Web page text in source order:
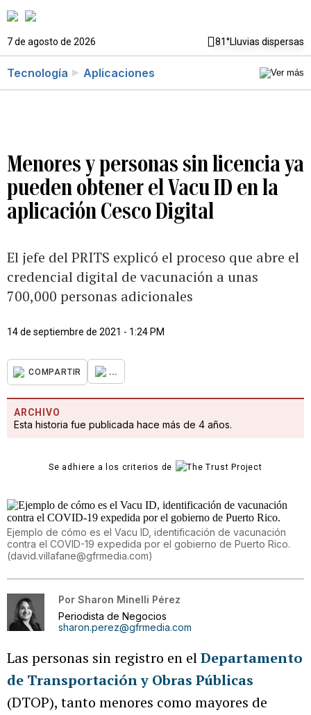
7 de agosto de 2026 81°Lluvias dispersas
Tecnología Aplicaciones
Menores y personas sin licencia ya
pueden obtener el Vacu ID en la
aplicación Cesco Digital
El jefe del PRITS explicó el proceso que abre el
credencial digital de vacunación a unas
700,000 personas adicionales
14 de septiembre de 2021 - 1:24 PM
COMPARTIR ...
ARCHIVO
Esta historia fue publicada hace más de 4 años.
Se adhiere a los criterios de
Ejemplo de cómo es el Vacu ID, identificación de vacunación
contra el COVID-19 expedida por el gobierno de Puerto Rico.
(david.villafane@gfrmedia.com)
Por Sharon Minelli Pérez
Periodista de Negocios
sharon.perez@gfrmedia.com
Las personas sin registro en elDepartamento
de Transportación y Obras Públicas
(DTOP), tanto menores como mayores de